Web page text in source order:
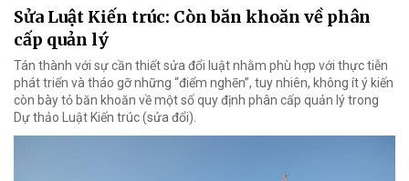
Sửa Luật Kiến trúc: Còn băn khoăn về phân
cấp quản lý
Tán thành với sự cần thiết sửa đổi luật nhằm phù hợp với thực tiễn
phát triển và tháo gỡ những “điểm nghẽn”, tuy nhiên, không ít ý kiến
còn bày tỏ băn khoăn về một số quy định phân cấp quản lý trong
Dự thảo Luật Kiến trúc (sửa đổi).